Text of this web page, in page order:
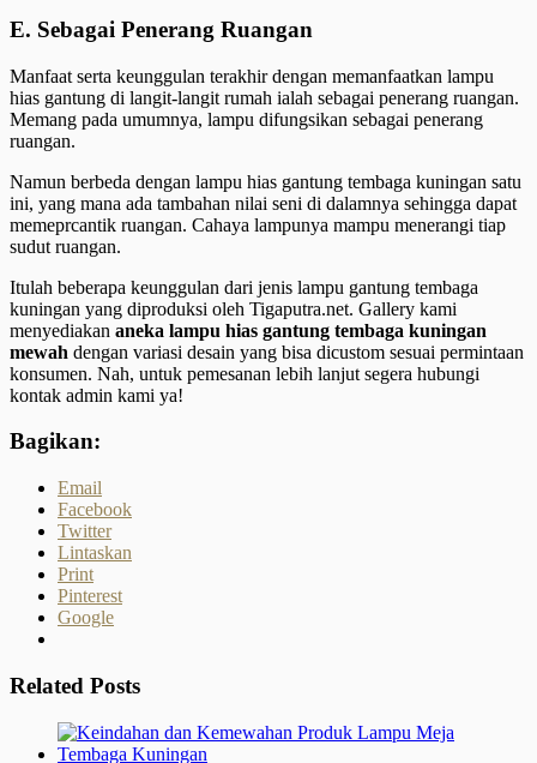
E. Sebagai Penerang Ruangan
Manfaat serta keunggulan terakhir dengan memanfaatkan lampu
hias gantung di langit-langit rumah ialah sebagai penerang ruangan.
Memang pada umumnya, lampu difungsikan sebagai penerang
ruangan.
Namun berbeda dengan lampu hias gantung tembaga kuningan satu
ini, yang mana ada tambahan nilai seni di dalamnya sehingga dapat
memeprcantik ruangan. Cahaya lampunya mampu menerangi tiap
sudut ruangan.
Itulah beberapa keunggulan dari jenis lampu gantung tembaga
kuningan yang diproduksi oleh Tigaputra.net. Gallery kami
menyediakan aneka lampu hias gantung tembaga kuningan
mewah dengan variasi desain yang bisa dicustom sesuai permintaan
konsumen. Nah, untuk pemesanan lebih lanjut segera hubungi
kontak admin kami ya!
Bagikan:
Email
Facebook
Twitter
Lintaskan
Print
Pinterest
Google
Related Posts